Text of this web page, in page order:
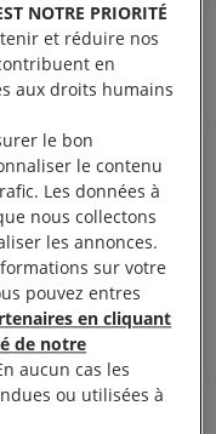
lorsque le
pays
de mort.
à mort et militante
Liban
NOTRE PRIORITÉ
et réduire nos
en
aux droits humains
le bon
le contenu
Les données à
nous collectons
les annonces.
sur votre
pouvez entres
en cliquant
de notre
aucun cas les
ou utilisées à